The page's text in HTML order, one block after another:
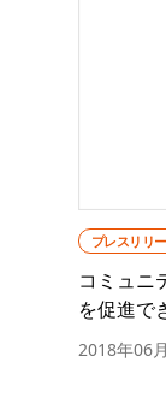
プレスリリ
コミュニ
を促進で
2018年06